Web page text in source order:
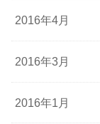
2016年4月
2016年3月
2016年1月